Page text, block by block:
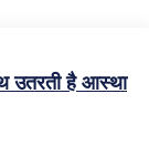
उतरती है आस्था